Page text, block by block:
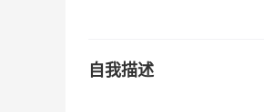
自我描述